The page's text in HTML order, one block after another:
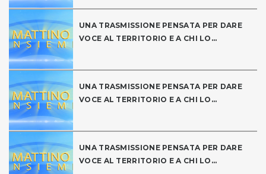
UNA TRASMISSIONE PENSATA PER DARE
VOCE AL TERRITORIO E A CHI LO...
UNA TRASMISSIONE PENSATA PER DARE
VOCE AL TERRITORIO E A CHI LO...
UNA TRASMISSIONE PENSATA PER DARE
VOCE AL TERRITORIO E A CHI LO...